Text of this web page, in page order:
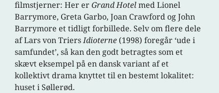
filmstjerner: Her erGrand Hotelmed Lionel
Barrymore, Greta Garbo, Joan Crawford og John
Barrymore et tidligt forbillede. Selv om flere dele
af Lars von TriersIdioterne (1998) foregår ‘ude i
samfundet’, så kan den godt betragtes som et
skævt eksempel på en dansk variant af et
kollektivt drama knyttet til en bestemt lokalitet:
huset i Søllerød.